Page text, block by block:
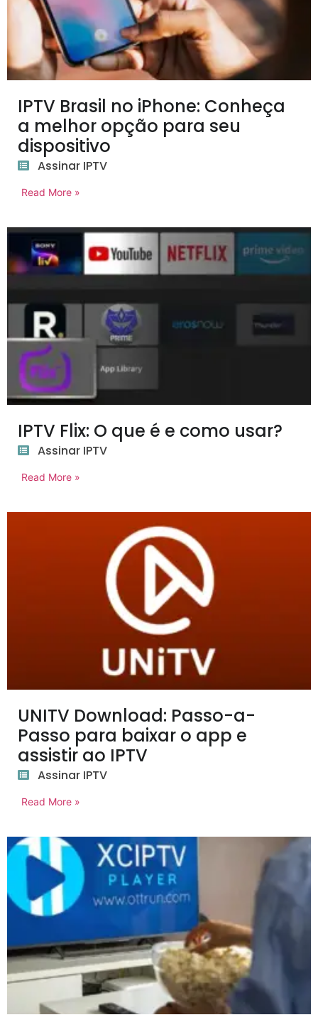
IPTV Brasil no iPhone: Conheça
a melhor opção para seu
dispositivo
Assinar IPTV
Read More »
IPTV Flix: O que é e como usar?
Assinar IPTV
Read More »
UNITV Download: Passo-a-
Passo para baixar o app e
assistir ao IPTV
Assinar IPTV
Read More »